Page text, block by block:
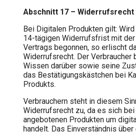
Abschnitt 17 – Widerrufsrecht
Bei Digitalen Produkten gilt:
14-tägigen Widerrufsfrist mit
Vertrags begonnen, so erlischt
Widerrufsrecht. Der Verbraucher
Wissen darüber sowie seine
das Bestätigungskästchen bei
Produkts.
Verbrauchern steht in diesem
Widerrufsrecht zu, da es sich bei
angebotenen Produkten um
handelt. Das Einverständnis